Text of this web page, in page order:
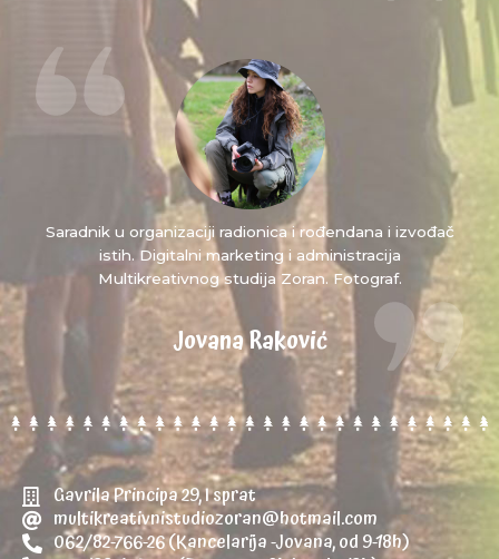
Saradnik u organizaciji radionica i rođendana i izvođač
istih. Digitalni marketing i administracija
Multikreativnog studija Zoran. Fotograf.
Jovana Raković
Gavrila Principa 29, I sprat
multikreativnistudiozoran@hotmail.com
062/82-766-26 (Kancelarija -Jovana, od 9-18h)